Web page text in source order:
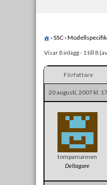
› SSC ›
Visar 8 inlägg - 1 till 8
Författare
20 augusti, 2007 kl.
tompamannen
Deltagare